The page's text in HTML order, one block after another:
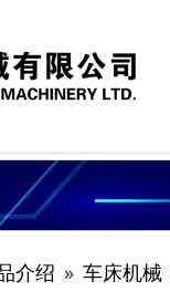
介绍 车床机械